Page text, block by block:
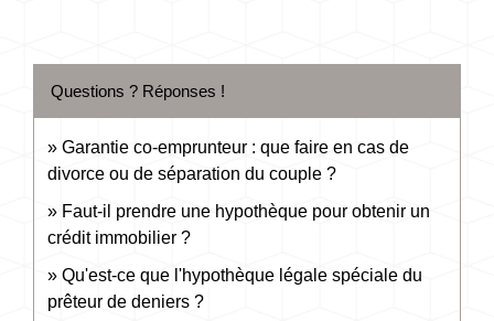
Questions ? Réponses !
Garantie co-emprunteur : que faire en cas de
divorce ou de séparation du couple ?
Faut-il prendre une hypothèque pour obtenir un
crédit immobilier ?
Qu'est-ce que l'hypothèque légale spéciale du
prêteur de deniers ?